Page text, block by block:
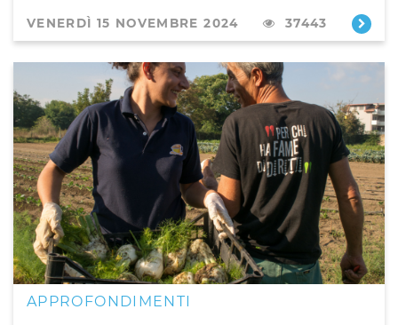
VENERDÌ 15 NOVEMBRE 2024 37443
APPROFONDIMENTI